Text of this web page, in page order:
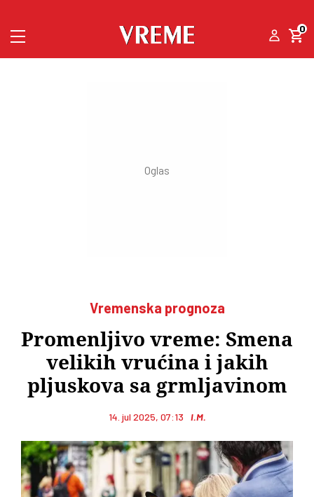
0
Vremenska prognoza
Promenljivo vreme: Smena
velikih vrućina i jakih
pljuskova sa grmljavinom
14. jul 2025, 07:13 I.M.